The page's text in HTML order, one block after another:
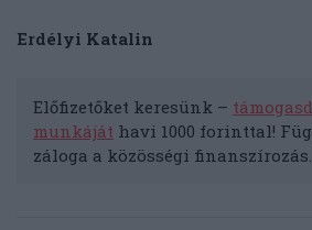
Erdélyi Katalin
Előfizetőket keresünk –
munkáját havi 1000 forinttal!
záloga a közösségi finanszírozás.